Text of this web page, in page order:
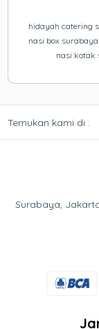
hidayah catering
nasi box
nasi kotak
Temukan kami di :
Surabaya,